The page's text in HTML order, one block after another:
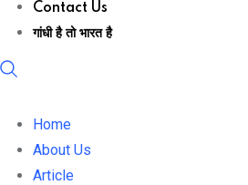
Contact Us
गांधी है तो भारत है
Home
About Us
Article